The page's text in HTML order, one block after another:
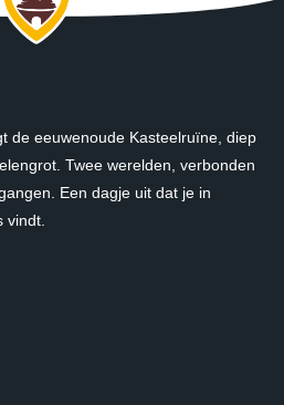
de eeuwenoude Kasteelruïne, diep
Twee werelden, verbonden
Een dagje uit dat je in
vindt.